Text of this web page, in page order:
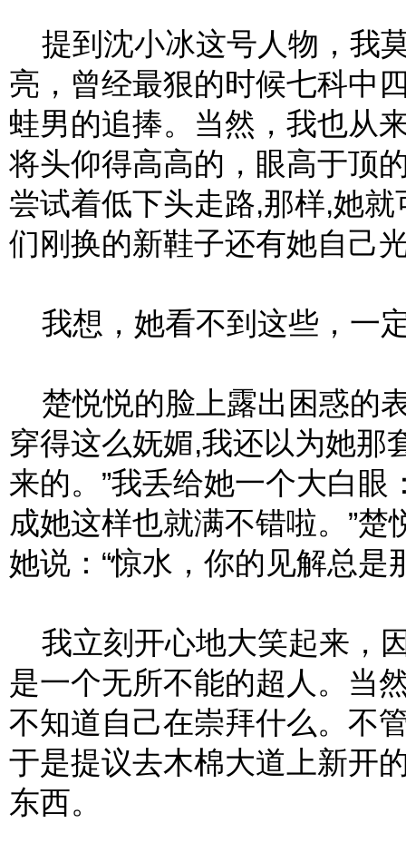
提到沈小冰这号人物，我
亮，曾经最狠的时候七科中
蛙男的追捧。当然，我也从
将头仰得高高的，眼高于顶
尝试着低下头走路,那样,她
们刚换的新鞋子还有她自己
我想，她看不到这些，一
楚悦悦的脸上露出困惑的
穿得这么妩媚,我还以为她那
来的。”我丢给她一个大白眼
成她这样也就满不错啦。”
她说：“惊水，你的见解总是
我立刻开心地大笑起来，
是一个无所不能的超人。当
不知道自己在崇拜什么。不
于是提议去木棉大道上新开
东西。